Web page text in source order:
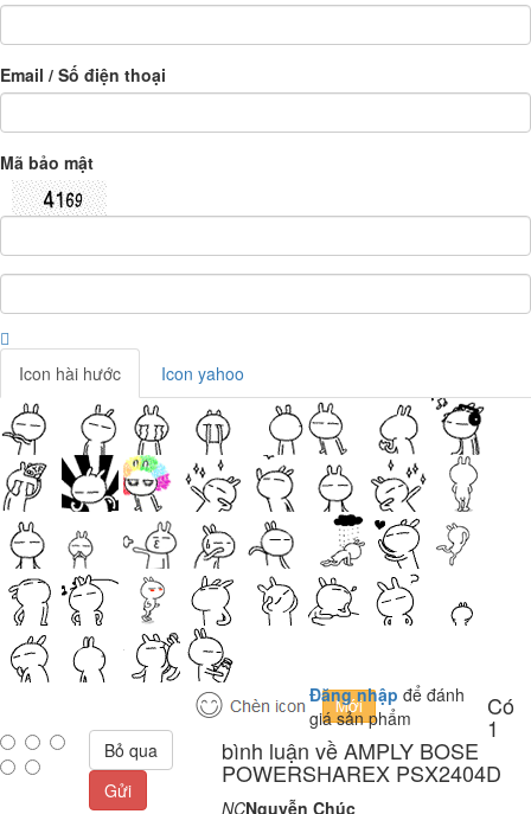
Email / Số điện thoại
Mã bảo mật
Icon hài hước Icon yahoo
Đăng nhập để đánh
giá sản phẩm
Bỏ qua
Gửi
Có
1
bình luận về AMPLY BOSE
POWERSHAREX PSX2404D
NCNguyễn Chúc